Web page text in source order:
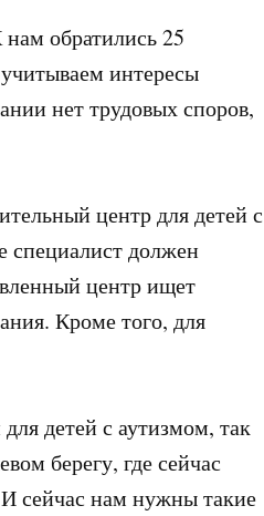
обратились 25
интересы
нет трудовых споров,
центр для детей с
специалист должен
центр ищет
Кроме того, для
детей с аутизмом, так
берегу, где сейчас
сейчас нам нужны такие